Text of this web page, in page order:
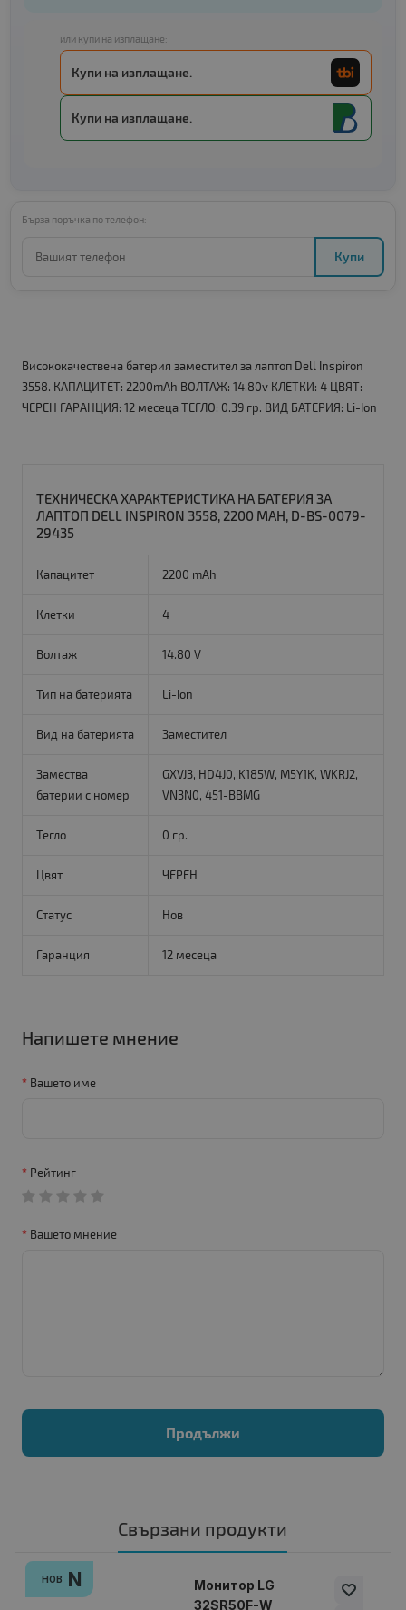
или купи на изплащане:
Купи на изплащане.
Купи на изплащане.
Бърза поръчка по телефон:
Купи
Висококачествена батерия заместител за лаптоп Dell Inspiron
3558. КАПАЦИТЕТ: 2200mAh ВОЛТАЖ: 14.80v КЛЕТКИ: 4 ЦВЯТ:
ЧЕРЕН ГАРАНЦИЯ: 12 месеца ТЕГЛО: 0.39 гр. ВИД БАТЕРИЯ: Li-Ion
ТЕХНИЧЕСКА ХАРАКТЕРИСТИКА НА БАТЕРИЯ ЗА
ЛАПТОП DELL INSPIRON 3558, 2200 MAH, D-BS-0079-
29435
Капацитет 2200 mAh
Клетки 4
Волтаж 14.80 V
Тип на батерията Li-Ion
Вид на батерията Заместител
Замества
батерии с номер
GXVJ3, HD4J0, K185W, M5Y1K, WKRJ2,
VN3N0, 451-BBMG
Тегло 0 гр.
Цвят ЧЕРЕН
Статус Нов
Гаранция 12 месеца
Напишете мнение
Вашето име
Рейтинг
Вашето мнение
Продължи
Свързани продукти
НОВ N
Монитор LG
32SR50F-W